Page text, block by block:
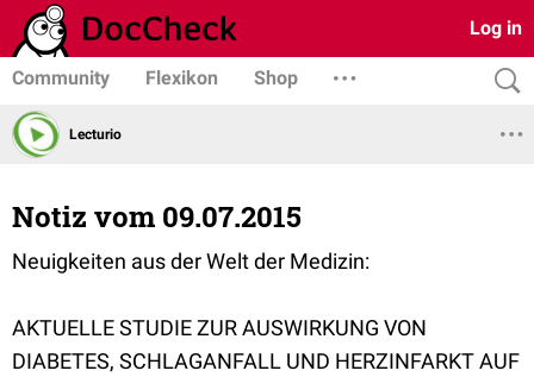
Log in
Community Flexikon Shop
Lecturio
Notiz vom 09.07.2015
Neuigkeiten aus der Welt der Medizin:
AKTUELLE STUDIE ZUR AUSWIRKUNG VON
DIABETES, SCHLAGANFALL UND HERZINFARKT AUF